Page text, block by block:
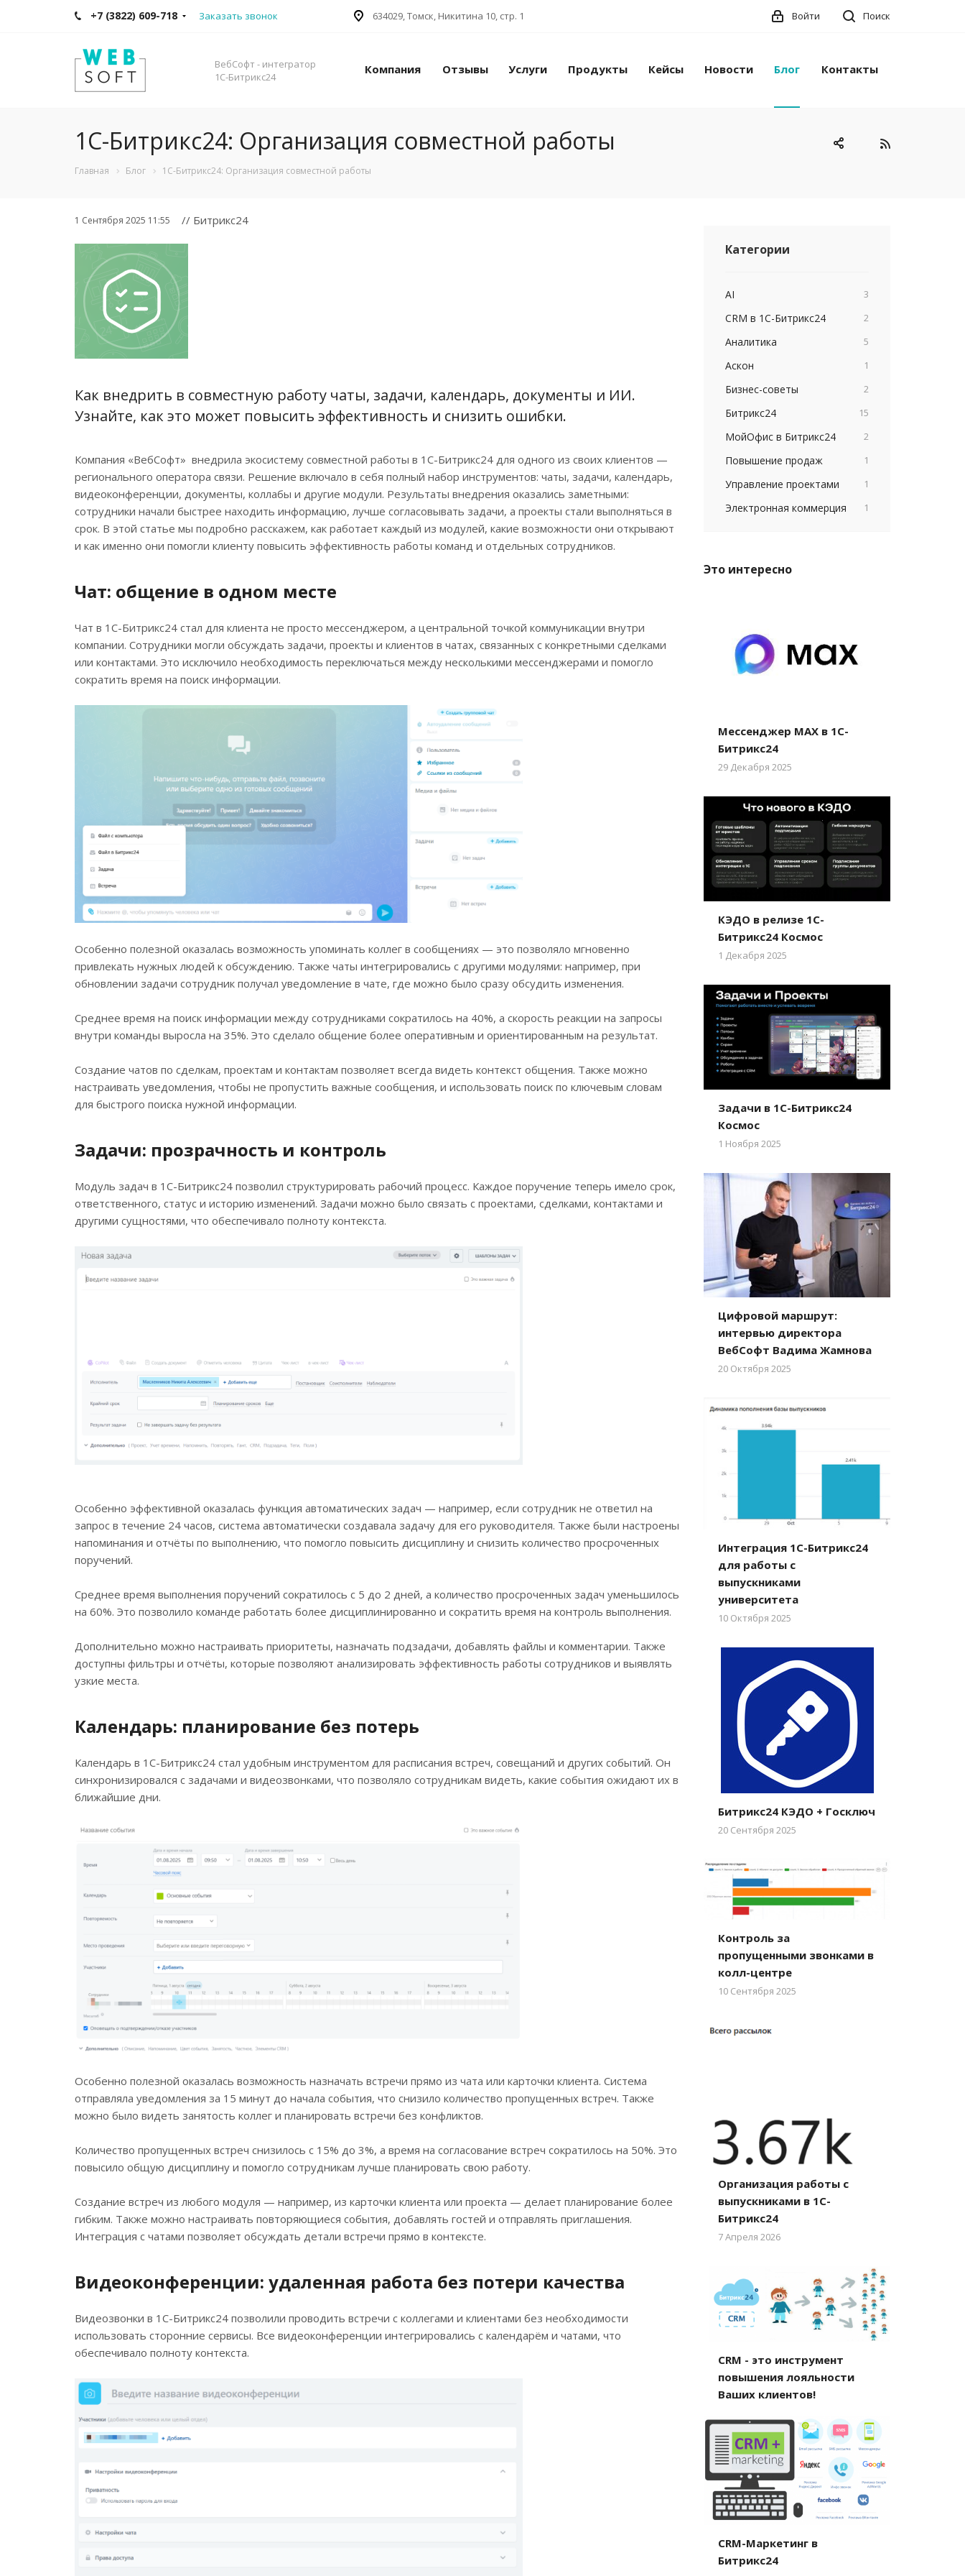
+7 (3822) 609-718 Заказать звонок 634029, Томск, Никитина 10, стр. 1 Поиск
Войти
ВебСофт - интегратор
1С-Битрикс24
Компания Отзывы Услуги Продукты Кейсы Новости Блог Контакты
1C-Битрикс24: Организация совместной работы
Главная Блог 1C-Битрикс24: Организация совместной работы
1 Сентября 2025 11:55 // Битрикс24
Как внедрить в совместную работу чаты, задачи, календарь, документы и ИИ.
Узнайте, как это может повысить эффективность и снизить ошибки.
Компания «ВебСофт» внедрила экосистему совместной работы в 1С-Битрикс24 для одного из своих клиентов —
регионального оператора связи. Решение включало в себя полный набор инструментов: чаты, задачи, календарь,
видеоконференции, документы, коллабы и другие модули. Результаты внедрения оказались заметными:
сотрудники начали быстрее находить информацию, лучше согласовывать задачи, а проекты стали выполняться в
срок. В этой статье мы подробно расскажем, как работает каждый из модулей, какие возможности они открывают
и как именно они помогли клиенту повысить эффективность работы команд и отдельных сотрудников.
Чат: общение в одном месте
Чат в 1С-Битрикс24 стал для клиента не просто мессенджером, а центральной точкой коммуникации внутри
компании. Сотрудники могли обсуждать задачи, проекты и клиентов в чатах, связанных с конкретными сделками
или контактами. Это исключило необходимость переключаться между несколькими мессенджерами и помогло
сократить время на поиск информации.
Особенно полезной оказалась возможность упоминать коллег в сообщениях — это позволяло мгновенно
привлекать нужных людей к обсуждению. Также чаты интегрировались с другими модулями: например, при
обновлении задачи сотрудник получал уведомление в чате, где можно было сразу обсудить изменения.
Среднее время на поиск информации между сотрудниками сократилось на 40%, а скорость реакции на запросы
внутри команды выросла на 35%. Это сделало общение более оперативным и ориентированным на результат.
Создание чатов по сделкам, проектам и контактам позволяет всегда видеть контекст общения. Также можно
настраивать уведомления, чтобы не пропустить важные сообщения, и использовать поиск по ключевым словам
для быстрого поиска нужной информации.
Задачи: прозрачность и контроль
Модуль задач в 1С-Битрикс24 позволил структурировать рабочий процесс. Каждое поручение теперь имело срок,
ответственного, статус и историю изменений. Задачи можно было связать с проектами, сделками, контактами и
другими сущностями, что обеспечивало полноту контекста.
Особенно эффективной оказалась функция автоматических задач — например, если сотрудник не ответил на
запрос в течение 24 часов, система автоматически создавала задачу для его руководителя. Также были настроены
напоминания и отчёты по выполнению, что помогло повысить дисциплину и снизить количество просроченных
поручений.
Среднее время выполнения поручений сократилось с 5 до 2 дней, а количество просроченных задач уменьшилось
на 60%. Это позволило команде работать более дисциплинированно и сократить время на контроль выполнения.
Дополнительно можно настраивать приоритеты, назначать подзадачи, добавлять файлы и комментарии. Также
доступны фильтры и отчёты, которые позволяют анализировать эффективность работы сотрудников и выявлять
узкие места.
Календарь: планирование без потерь
Календарь в 1С-Битрикс24 стал удобным инструментом для расписания встреч, совещаний и других событий. Он
синхронизировался с задачами и видеозвонками, что позволяло сотрудникам видеть, какие события ожидают их в
ближайшие дни.
Особенно полезной оказалась возможность назначать встречи прямо из чата или карточки клиента. Система
отправляла уведомления за 15 минут до начала события, что снизило количество пропущенных встреч. Также
можно было видеть занятость коллег и планировать встречи без конфликтов.
Количество пропущенных встреч снизилось с 15% до 3%, а время на согласование встреч сократилось на 50%. Это
повысило общую дисциплину и помогло сотрудникам лучше планировать свою работу.
Создание встреч из любого модуля — например, из карточки клиента или проекта — делает планирование более
гибким. Также можно настраивать повторяющиеся события, добавлять гостей и отправлять приглашения.
Интеграция с чатами позволяет обсуждать детали встречи прямо в контексте.
Видеоконференции: удаленная работа без потери качества
Видеозвонки в 1С-Битрикс24 позволили проводить встречи с коллегами и клиентами без необходимости
использовать сторонние сервисы. Все видеоконференции интегрировались с календарём и чатами, что
обеспечивало полноту контекста.
Категории
AI 3
CRM в 1С-Битрикс24 2
Аналитика 5
Аскон 1
Бизнес-советы 2
Битрикс24 15
МойОфис в Битрикс24 2
Повышение продаж 1
Управление проектами 1
Электронная коммерция 1
Это интересно
Мессенджер MAX в 1С-
Битрикс24
29 Декабря 2025
КЭДО в релизе 1С-
Битрикс24 Космос
1 Декабря 2025
Задачи в 1С-Битрикс24
Космос
1 Ноября 2025
Цифровой маршрут:
интервью директора
ВебСофт Вадима Жамнова
20 Октября 2025
Интеграция 1С-Битрикс24
для работы с
выпускниками
университета
10 Октября 2025
Битрикс24 КЭДО + Госключ
20 Сентября 2025
Контроль за
пропущенными звонками в
колл-центре
10 Сентября 2025
Организация работы с
выпускниками в 1С-
Битрикс24
7 Апреля 2026
CRM - это инструмент
повышения лояльности
Ваших клиентов!
CRM-Маркетинг в
Битрикс24